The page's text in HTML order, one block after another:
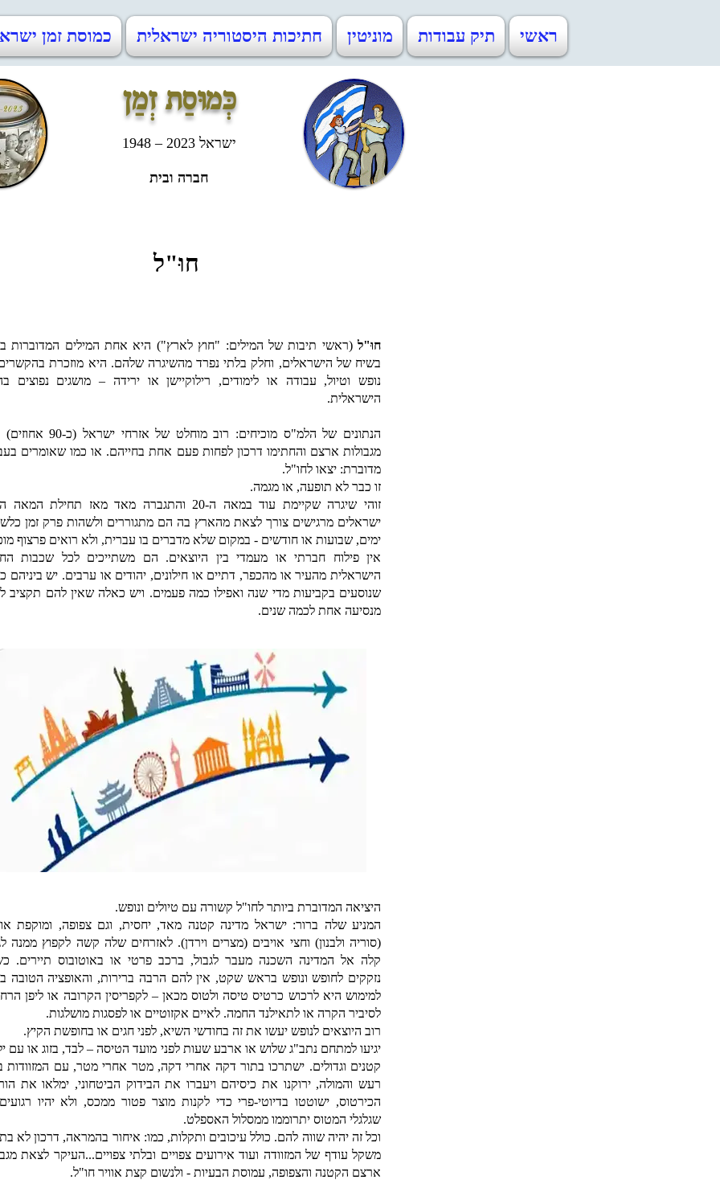
ראשי תיק עבודות מוניטין חתיכות היסטוריה ישראלית כמוסת זמן ישראל 1948-
כְּמוּסַת זְמַן
ישראל 2023 – 1948
חברה ובית
חוּ"ל
חוּ"ל(ראשי תיבות של המילים: "חוץ לארץ") היא אחת המילים המדוברות
בשיח של הישראלים, וחלק בלתי נפרד מהשיגרה שלהם. היא מוזכרת
נופש וטיול, עבודה או לימודים, רילוקיישן או ירידה – מושגים נפוצים
הישראלית.
הנתונים של הלמ"ס מוכיחים: רוב מוחלט של אזרחי
מגבולות ארצם והחתימו דרכון לפחות פעם אחת בחייהם. או כמו שאומרים
מדוברת: יצאו לחו"ל.
זו כבר לא תופעה, או מגמה.
ישראלים מרגישים צורך לצאת מהארץ בה הם מתגוררים ולשהות פרק זמן
ימים, שבועות או חודשים - במקום שלא מדברים בו עברית, ולא רואים פרצוף
אין פילוח חברתי או מעמדי בין היוצאים. הם משתייכים לכל שכבות
הישראלית מהעיר או מהכפר, דתיים או חילונים, יהודים או ערבים. יש ביניהם
שנוסעים בקביעות מדי שנה ואפילו כמה פעמים. ויש כאלה שאין להם תקציב
מנסיעה אחת לכמה שנים.
היציאה המדוברת ביותר לחו"ל קשורה עם טיולים ונופש.
המניע שלה ברור: ישראל מדינה קטנה מאד, יחסית, וגם צפופה, ומוקפת
(סוריה ולבנון) וחצי אויבים (מצרים וירדן). לאזרחים שלה קשה לקפוץ ממנה
קלה אל המדינה השכנה מעבר לגבול, ברכב פרטי או באוטובוס תיירים.
נזקקים לחופש ונופש בראש שקט, אין להם הרבה ברירות, והאופציה הטובה
למימוש היא לרכוש כרטיס טיסה ולטוס מכאן – לקפריסין הקרובה או ליפן
לסיביר הקרה או לתאילנד החמה. לאיים אקזוטיים או לפסגות מושלגות.
רוב היוצאים לנופש יעשו את זה בחודשי השיא, לפני חגים או בחופשת הקיץ.
יגיעו למתחם נתב"ג שלוש או ארבע שעות לפני מועד הטיסה – לבד, בזוג או עם
קטנים וגדולים. ישתרכו בתור דקה אחרי דקה, מטר אחרי מטר, עם המזוודות
רעש והמולה, ירוקנו את כיסיהם ויעברו את הבידוק הביטחוני, ימלאו את
הכירטוס, ישוטטו בדיוטי-פרי כדי לקנות מוצר פטור ממכס, ולא יהיו
שגלגלי המטוס יתרוממו ממסלול האספלט.
וכל זה יהיה שווה להם. כולל עיכובים ותקלות, כמו: איחור בהמראה, דרכון לא
משקל עודף של המזוודה ועוד אירועים צפויים ובלתי צפויים...העיקר לצאת
ארצם הקטנה והצפופה, עמוסת הבעיות - ולנשום קצת אוויר חו"ל.